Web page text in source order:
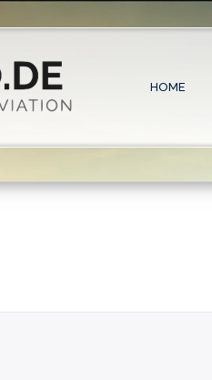
HOME